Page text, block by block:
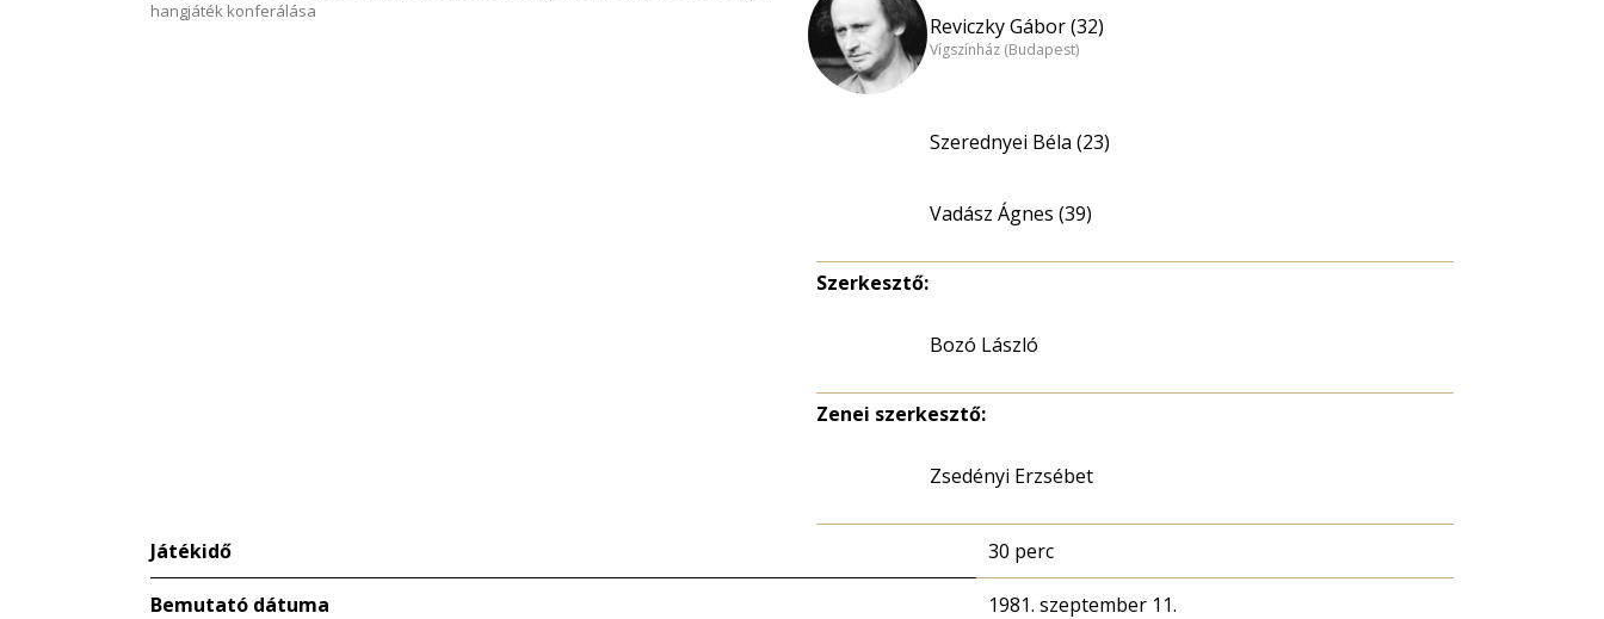
hangjáték konferálása
Reviczky Gábor (32)
Vígszínház (Budapest)
Szerednyei Béla (23)
Vadász Ágnes (39)
Szerkesztő:
Bozó László
Zenei szerkesztő:
Zsedényi Erzsébet
Játékidő 30 perc
Bemutató dátuma 1981. szeptember 11.